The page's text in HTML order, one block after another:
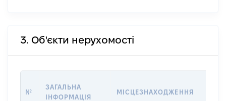
3. Об'єкти нерухомості
№
ЗАГАЛЬНА
ІНФОРМАЦІЯ
МІСЦЕЗНАХОДЖЕННЯ